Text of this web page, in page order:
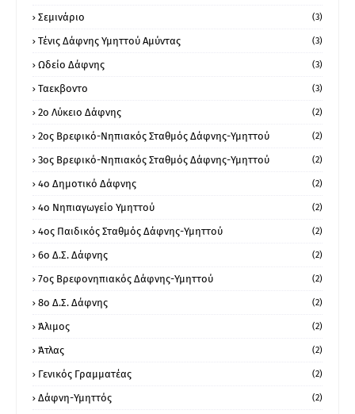
Σεμινάριο (3)
Τένις Δάφνης Υμηττού Αμύντας (3)
Ωδείο Δάφνης (3)
Ταεκβοντο (3)
2ο Λύκειο Δάφνης (2)
2ος Βρεφικό-Νηπιακός Σταθμός Δάφνης-Υμηττού (2)
3ος Βρεφικό-Νηπιακός Σταθμός Δάφνης-Υμηττού (2)
4ο Δημοτικό Δάφνης (2)
4ο Νηπιαγωγείο Υμηττού (2)
4ος Παιδικός Σταθμός Δάφνης-Υμηττού (2)
6ο Δ.Σ. Δάφνης (2)
7ος Βρεφονηπιακός Δάφνης-Υμηττού (2)
8ο Δ.Σ. Δάφνης (2)
Άλιμος (2)
Άτλας (2)
Γενικός Γραμματέας (2)
Δάφνη-Υμηττός (2)